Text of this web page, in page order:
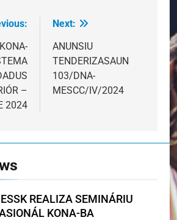
–
2024
Next:
ANUNSIU
TENDERIZASAUN
103/DNA-
MESCC/IV/2024
REALIZA SEMINÁRIU
KONA-BA